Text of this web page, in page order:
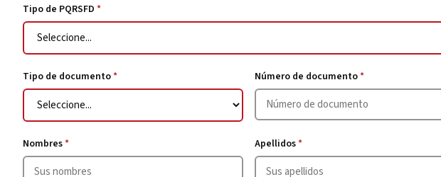
Tipo de PQRSFD *
Tipo de documento* Número de documento*
Nombres* Apellidos*